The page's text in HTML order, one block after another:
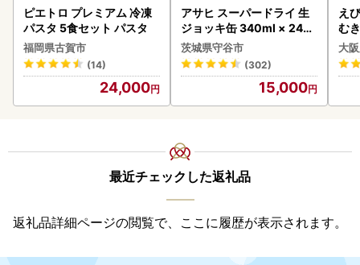
ピエトロ プレミアム 冷凍
パスタ 5食セット パスタ
福岡県古賀市
(14)
24,000
アサヒ スーパードライ 生
ジョッキ缶 340ml × 24本
(1ケース) ＜茨城工場＞ 缶
ビール お酒 Asahi 守谷市
茨城県守谷市
(302)
15,000
え
む
大
最近チェックした返礼品
返礼品詳細ページの閲覧で、ここに履歴が表示されます。